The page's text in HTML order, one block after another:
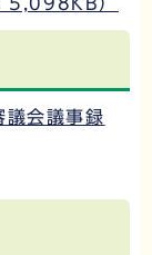
5,098KB）
会議事録